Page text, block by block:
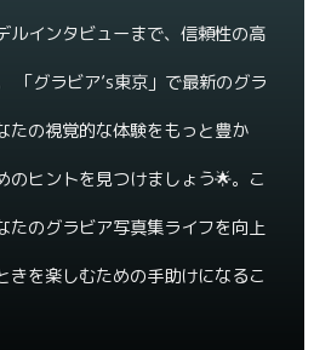
ルインタビューまで、信頼性の高
「グラビア’s東京」で最新のグラ
たの視覚的な体験をもっと豊か
のヒントを見つけましょう🌟。こ
たのグラビア写真集ライフを向上
きを楽しむための手助けになるこ